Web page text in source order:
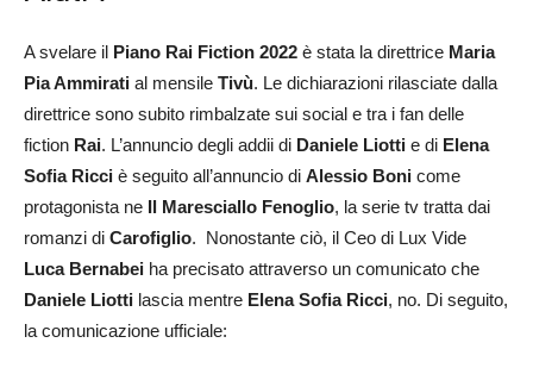
A svelare il Piano Rai Fiction 2022 è stata la direttrice Maria
Pia Ammirati al mensile Tivù. Le dichiarazioni rilasciate dalla
direttrice sono subito rimbalzate sui social e tra i fan delle
fiction Rai. L’annuncio degli addii di Daniele Liotti e di Elena
Sofia Ricci è seguito all’annuncio di Alessio Boni come
protagonista ne Il Maresciallo Fenoglio, la serie tv tratta dai
romanzi di Carofiglio. Nonostante ciò, il Ceo di Lux Vide
Luca Bernabei ha precisato attraverso un comunicato che
Daniele Liotti lascia mentre Elena Sofia Ricci, no. Di seguito,
la comunicazione ufficiale: